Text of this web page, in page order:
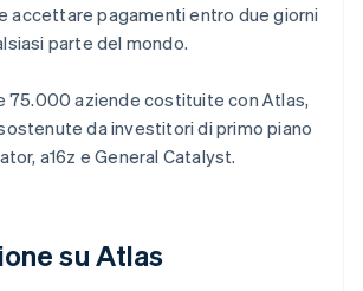
accettare pagamenti entro due giorni
parte del mondo.
75.000 aziende costituite con Atlas,
da investitori di primo piano
a16z e General Catalyst.
su Atlas